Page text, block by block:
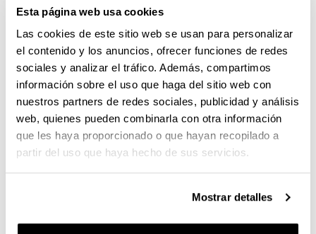
Esta página web usa cookies
Las cookies de este sitio web se usan para personalizar
el contenido y los anuncios, ofrecer funciones de redes
sociales y analizar el tráfico. Además, compartimos
información sobre el uso que haga del sitio web con
nuestros partners de redes sociales, publicidad y análisis
web, quienes pueden combinarla con otra información
que les haya proporcionado o que hayan recopilado a
partir del uso que haya hecho de sus servicios.
Mostrar detalles
ingesta de agua, infusiones, sopas o caldos, siendo
recomendable consumir aproximadamente dos litros
diarios, evitando el consumo de bebidas azucaradas,
gaseosas o zumos artificiales.
Otras consideraciones
Hay que evitar el consumo de alcohol, tabaco y
cafeína durante el embarazo, ya que puede causar
severos, el recién nacido puede llegar a padecer